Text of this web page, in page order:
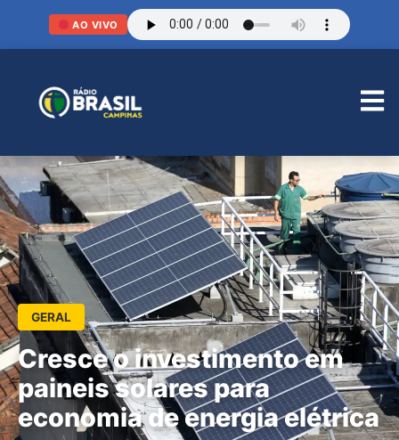
AO VIVO
GERAL
Cresce o investimento em
paineis solares para
economia de energia elétrica